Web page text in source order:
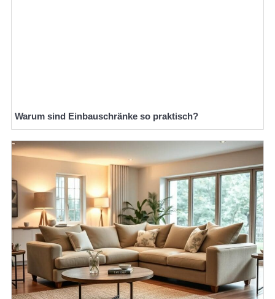
Warum sind Einbauschränke so praktisch?